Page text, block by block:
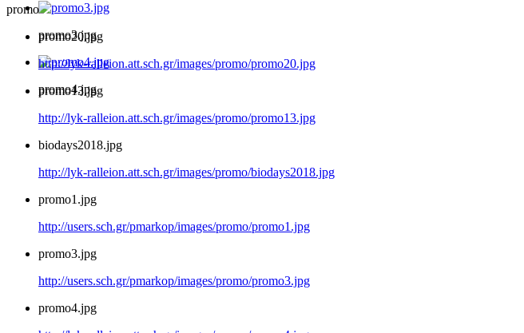
promo3.jpg
promo4.jpg
promo
promo20.jpg
http://lyk-ralleion.att.sch.gr/images/promo/promo20.jpg
promo13.jpg
http://lyk-ralleion.att.sch.gr/images/promo/promo13.jpg
biodays2018.jpg
http://lyk-ralleion.att.sch.gr/images/promo/biodays2018.jpg
promo1.jpg
http://users.sch.gr/pmarkop/images/promo/promo1.jpg
promo3.jpg
http://users.sch.gr/pmarkop/images/promo/promo3.jpg
promo4.jpg